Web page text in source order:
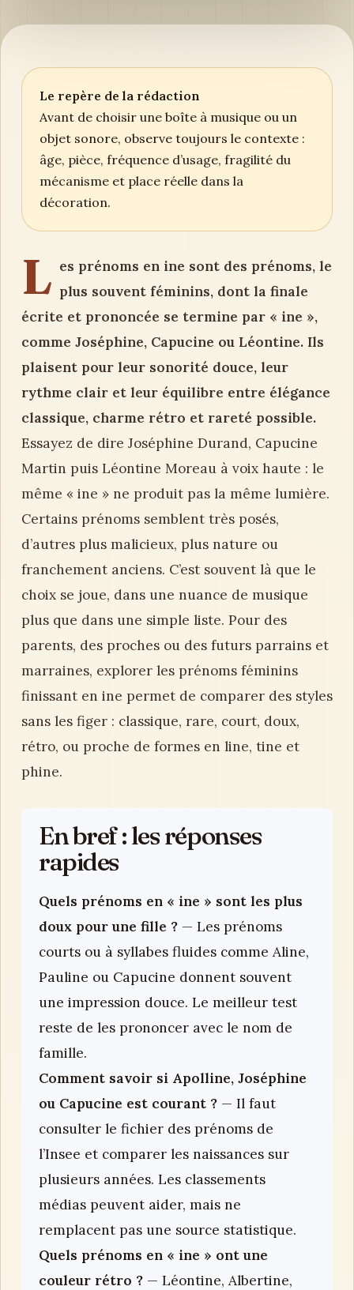
Le repère de la rédaction
Avant de choisir une boîte à musique ou un
objet sonore, observe toujours le contexte :
âge, pièce, fréquence d’usage, fragilité du
mécanisme et place réelle dans la
décoration.
L es prénoms en ine sont des prénoms, le
plus souvent féminins, dont la finale
écrite et prononcée se termine par « ine »,
comme Joséphine, Capucine ou Léontine. Ils
plaisent pour leur sonorité douce, leur
rythme clair et leur équilibre entre élégance
classique, charme rétro et rareté possible.
Essayez de dire Joséphine Durand, Capucine
Martin puis Léontine Moreau à voix haute : le
même « ine » ne produit pas la même lumière.
Certains prénoms semblent très posés,
d’autres plus malicieux, plus nature ou
franchement anciens. C’est souvent là que le
choix se joue, dans une nuance de musique
plus que dans une simple liste. Pour des
parents, des proches ou des futurs parrains et
marraines, explorer les prénoms féminins
finissant en ine permet de comparer des styles
sans les figer : classique, rare, court, doux,
rétro, ou proche de formes en line, tine et
phine.
En bref : les réponses
rapides
Quels prénoms en « ine » sont les plus
doux pour une fille ? — Les prénoms
courts ou à syllabes fluides comme Aline,
Pauline ou Capucine donnent souvent
une impression douce. Le meilleur test
reste de les prononcer avec le nom de
famille.
Comment savoir si Apolline, Joséphine
ou Capucine est courant ? — Il faut
consulter le fichier des prénoms de
l’Insee et comparer les naissances sur
plusieurs années. Les classements
médias peuvent aider, mais ne
remplacent pas une source statistique.
Quels prénoms en « ine » ont une
couleur rétro ? — Léontine, Albertine,